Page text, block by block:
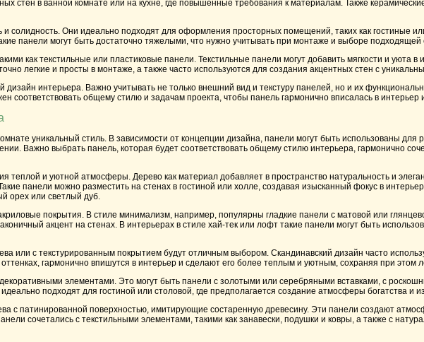
стен в ванной комнате или на кухне, где повышенные требования к материалам. Также
и солидность. Они идеально подходят для оформления просторных помещений, таких как гостиные
панели могут быть достаточно тяжелыми, что нужно учитывать при монтаже и выборе подходящей
как текстильные или пластиковые панели. Текстильные панели могут добавить мягкости и уюта в
легкие и просты в монтаже, а также часто используются для создания акцентных стен с
интерьера. Важно учитывать не только внешний вид и текстуру панелей, но и их
соответствовать общему стилю и задачам проекта, чтобы панель гармонично вписалась в интерьер
уникальный стиль. В зависимости от концепции дизайна, панели могут быть использованы для
Важно выбрать панель, которая будет соответствовать общему стилю интерьера, гармонично
теплой и уютной атмосферы. Дерево как материал добавляет в пространство натуральность и
панели можно разместить на стенах в гостиной или холле, создавая изысканный фокус в
орех или светлый дуб.
покрытия. В стиле минимализм, например, популярны гладкие панели с матовой или
акцент на стенах. В интерьерах в стиле хай-тек или лофт такие панели могут быть
или с текстурированным покрытием будут отличным выбором. Скандинавский дизайн часто
гармонично впишутся в интерьер и сделают его более теплым и уютным, сохраняя при этом
элементами. Это могут быть панели с золотыми или серебряными вставками, с
подходят для гостиной или столовой, где предполагается создание атмосферы богатства и
с патинированной поверхностью, имитирующие состаренную древесину. Эти панели создают
сочетались с текстильными элементами, такими как занавески, подушки и ковры, а также с